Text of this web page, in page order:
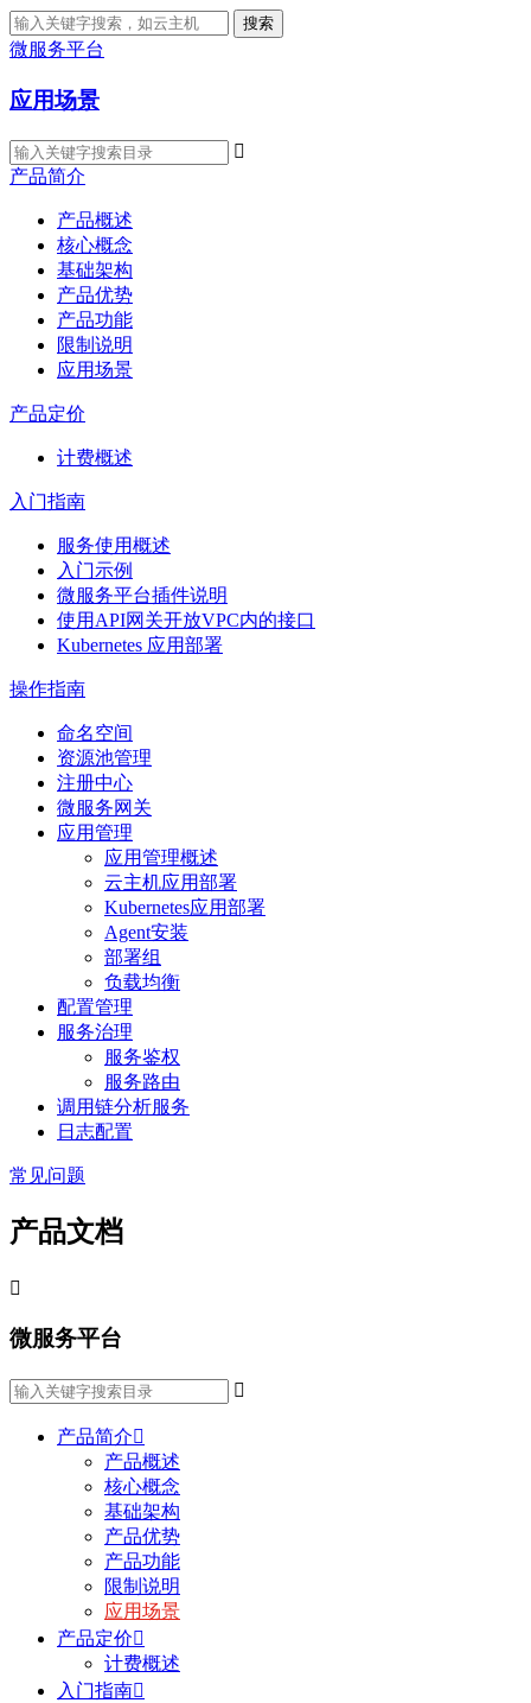
搜索
微服务平台
应用场景

产品简介
产品概述
核心概念
基础架构
产品优势
产品功能
限制说明
应用场景
产品定价
计费概述
入门指南
服务使用概述
入门示例
微服务平台插件说明
使用API网关开放VPC内的接口
Kubernetes 应用部署
操作指南
命名空间
资源池管理
注册中心
微服务网关
应用管理
应用管理概述
云主机应用部署
Kubernetes应用部署
Agent安装
部署组
负载均衡
配置管理
服务治理
服务鉴权
服务路由
调用链分析服务
日志配置
常见问题
产品文档

微服务平台

产品简介
产品概述
核心概念
基础架构
产品优势
产品功能
限制说明
应用场景
产品定价
计费概述
入门指南